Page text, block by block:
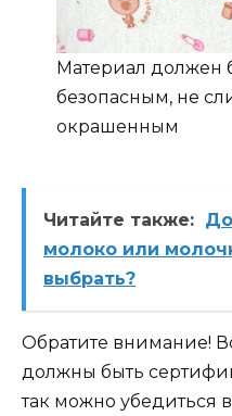
Материал должен
безопасным, не
окрашенным
Читайте также:
молоко или
выбрать?
Обратите внимание!
должны быть
так можно убедиться